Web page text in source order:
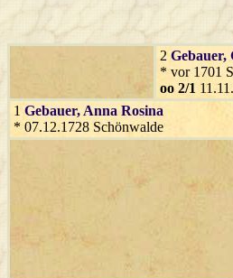
2 Gebauer,
* vor 1701
oo 2/1
1 Gebauer, Anna Rosina
* 07.12.1728 Schönwalde